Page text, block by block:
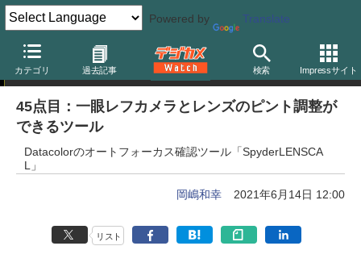
Powered by Translate
カテゴリ 過去記事 検索 Impressサイト
岡嶋和幸の「あとで買う」
45点目：一眼レフカメラとレンズのピント調整が
できるツール
Datacolorのオートフォーカス確認ツール「SpyderLENSCA
L」
岡嶋和幸 2021年6月14日 12:00
リスト